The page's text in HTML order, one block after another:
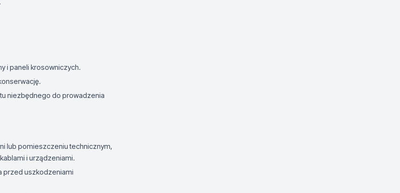
i paneli krosowniczych.
niezbędnego do prowadzenia
lub pomieszczeniu technicznym,
i urządzeniami.
przed uszkodzeniami